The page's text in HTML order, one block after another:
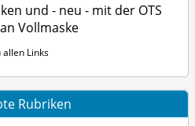
und - neu - mit der OTS
Vollmaske
allen Links
Rubriken